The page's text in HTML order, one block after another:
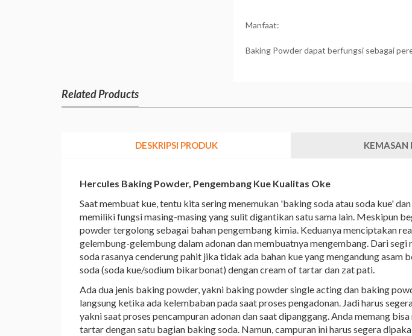
Manfaat:
Baking Powder dapat berfungsi sebagai
Related Products
DESKRIPSI PRODUK KEMASAN
Hercules Baking Powder, Pengembang Kue Kualitas Oke
Saat membuat kue, tentu kita sering menemukan 'baking soda atau soda kue'
memiliki fungsi masing-masing yang sulit digantikan satu sama lain. Meskipun
powder tergolong sebagai bahan pengembang kimia. Keduanya menciptakan
gelembung-gelembung dalam adonan dan membuatnya mengembang. Dari
soda rasanya cenderung pahit jika tidak ada bahan kue yang mengandung
soda (soda kue/sodium bikarbonat) dengan cream of tartar dan zat pati.
Ada dua jenis baking powder, yakni baking powder single acting dan baking
langsung ketika ada kelembaban pada saat proses pengadonan. Jadi harus
yakni saat proses pencampuran adonan dan saat dipanggang. Anda memang
tartar dengan satu bagian baking soda. Namun, campuran ini harus segera